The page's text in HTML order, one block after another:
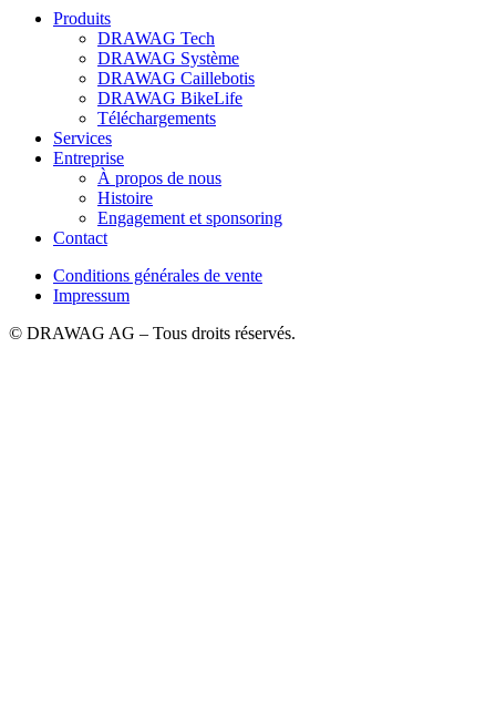
Produits
DRAWAG Tech
DRAWAG Système
DRAWAG Caillebotis
DRAWAG BikeLife
Téléchargements
Services
Entreprise
À propos de nous
Histoire
Engagement et sponsoring
Contact
Conditions générales de vente
Impressum
© DRAWAG AG – Tous droits réservés.